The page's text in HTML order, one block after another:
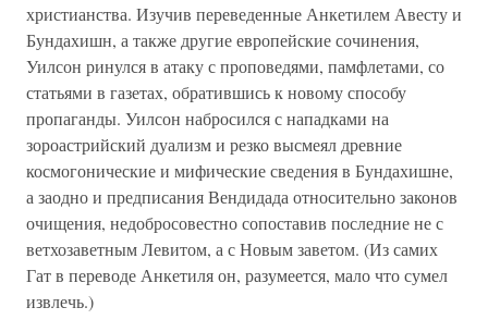
христианства. Изучив переведенные Анкетилем Авесту и
Бундахишн, а также другие европейские сочинения,
Уилсон ринулся в атаку с проповедями, памфлетами, со
статьями в газетах, обратившись к новому способу
пропаганды. Уилсон набросился с нападками на
зороастрийский дуализм и резко высмеял древние
космогонические и мифические сведения в Бундахишне,
а заодно и предписания Вендидада относительно законов
очищения, недобросовестно сопоставив последние не с
ветхозаветным Левитом, а с Новым заветом. (Из самих
Гат в переводе Анкетиля он, разумеется, мало что сумел
извлечь.)